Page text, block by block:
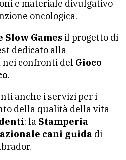
e materiale divulgativo
oncologica.
Slow Gamesil progetto di
dedicato alla
nei confronti del Gioco
.
anche i servizi per i
della qualità della vita
: la Stamperia
cani guida di